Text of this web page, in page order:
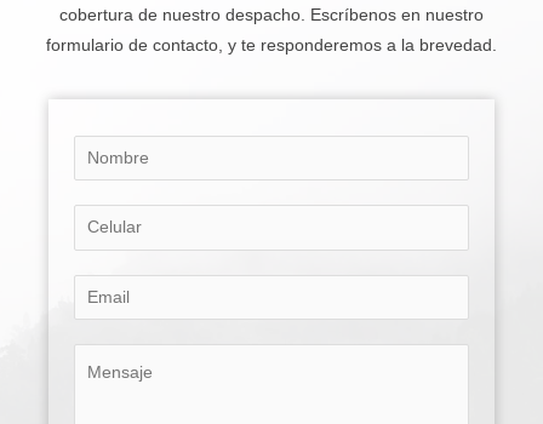
cobertura de nuestro despacho. Escríbenos en nuestro
formulario de contacto, y te responderemos a la brevedad.